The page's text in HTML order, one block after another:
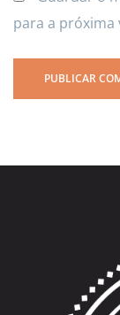
para a próxima